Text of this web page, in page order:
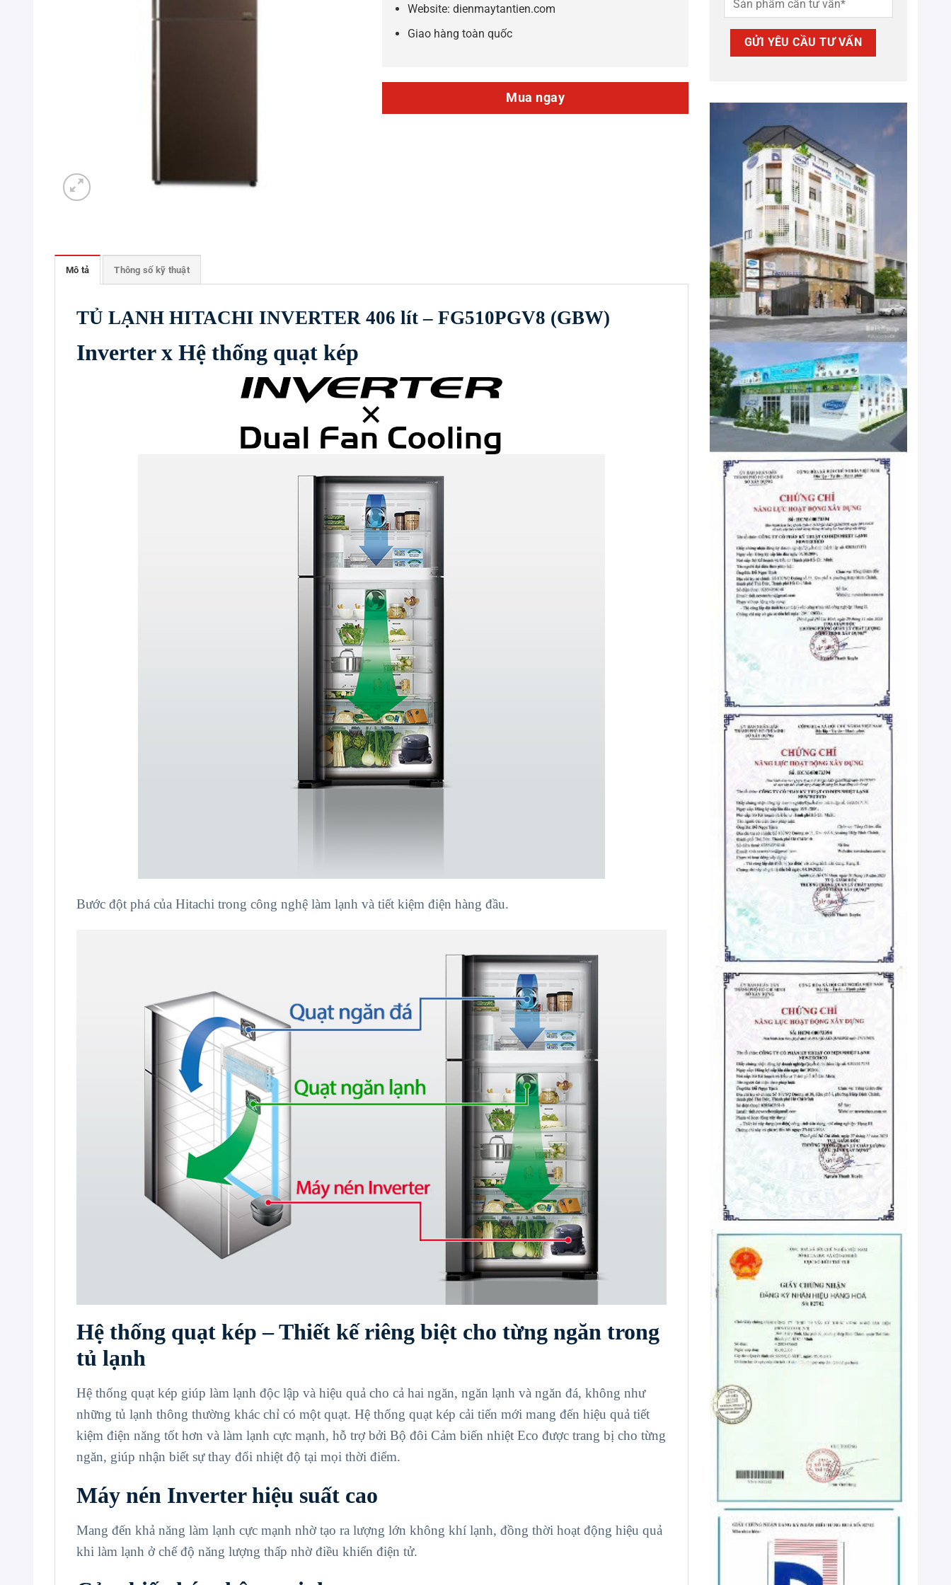
Website: dienmaytantien.com
Giao hàng toàn quốc
Mua ngay
Mô tả Thông số kỹ thuật
TỦ LẠNH HITACHI INVERTER 406 lít – FG510PGV8 (GBW)
Inverter x Hệ thống quạt kép
Bước đột phá của Hitachi trong công nghệ làm lạnh và tiết kiệm điện hàng đầu.
Hệ thống quạt kép – Thiết kế riêng biệt cho từng ngăn trong
tủ lạnh
Hệ thống quạt kép giúp làm lạnh độc lập và hiệu quả cho cả hai ngăn, ngăn lạnh và ngăn đá, không như
những tủ lạnh thông thường khác chỉ có một quạt. Hệ thống quạt kép cải tiến mới mang đến hiệu quả tiết
kiệm điện năng tốt hơn và làm lạnh cực mạnh, hỗ trợ bởi Bộ đôi Cảm biến nhiệt Eco được trang bị cho từng
ngăn, giúp nhận biết sự thay đổi nhiệt độ tại mọi thời điểm.
Máy nén Inverter hiệu suất cao
Mang đến khả năng làm lạnh cực mạnh nhờ tạo ra lượng lớn không khí lạnh, đồng thời hoạt động hiệu quả
khi làm lạnh ở chế độ năng lượng thấp nhờ điều khiển điện tử.